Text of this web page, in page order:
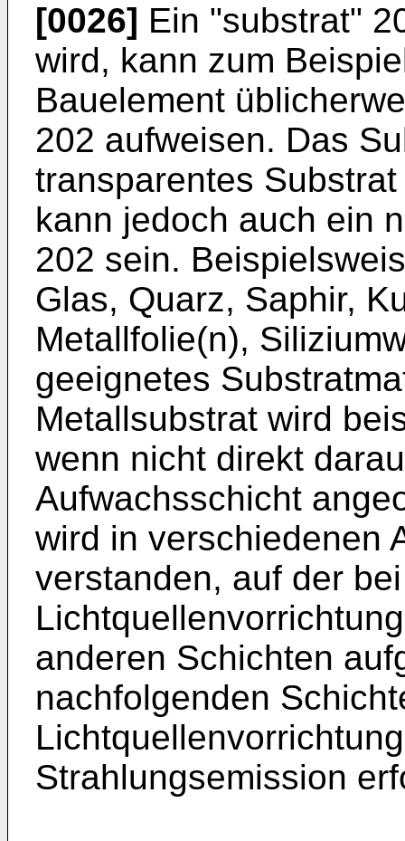
[0026] Ein "substrat"
wird, kann zum
Bauelement
202 aufweisen. Das
transparentes
kann jedoch auch ein
202 sein.
Glas, Quarz, Saphir,
Metallfolie(n),
geeignetes
Metallsubstrat wird
wenn nicht direkt
Aufwachsschicht
wird in verschiedenen
verstanden, auf der
anderen Schichten
nachfolgenden
Strahlungsemission